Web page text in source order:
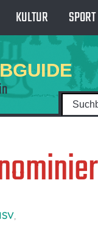
KULTUR SPORT
,